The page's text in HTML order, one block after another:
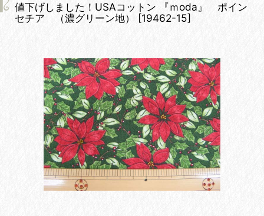
値下げしました！USAコットン 『ｍoda』 ポイン
セチア （濃グリーン地）
[19462-15]